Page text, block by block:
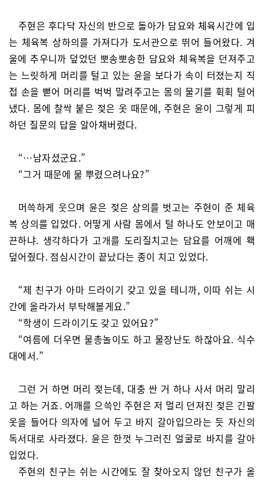
주현은 후다닥 자신의 반으로 돌아가 담요와 체육시간에 입
는 체육복 상하의를 가져다가 도서관으로 뛰어 들어왔다. 겨
울에 추우니까 덮었던 뽀송뽀송한 담요와 체육복을 던져주고
는 느릿하게 머리를 털고 있는 윤을 보다가 속이 터졌는지 직
접 손을 뻗어 머리를 벅벅 말려주고는 몸의 물기를 휙휙 털어
냈다. 몸에 찰싹 붙은 젖은 옷 때문에, 주현은 윤이 그렇게 피
하던 질문의 답을 알아채버렸다.
“…남자셨군요.”
“그거 때문에 물 뿌렸으려나요?”
머쓱하게 웃으며 윤은 젖은 상의를 벗고는 주현이 준 체육
복 상의를 입었다. 어떻게 사람 몸에서 털 하나도 안보이고 매
끈하냐. 생각하다가 고개를 도리질치고는 담요를 어깨에 홱
덮어줬다. 점심시간이 끝났다는 종이 치고 있었다.
“제 친구가 아마 드라이기 갖고 있을 테니까, 이따 쉬는 시
간에 올라가서 부탁해볼게요.”
“학생이 드라이기도 갖고 있어요?”
“여름에 더우면 물총놀이도 하고 물장난도 하잖아요. 식수
대에서.”
그런 거 하면 머리 젖는데, 대충 싼 거 하나 사서 머리 말리
고 하는 거죠. 어깨를 으쓱인 주현은 저 멀리 던져진 젖은 긴팔
옷을 들어다 의자에 널어 두고 바지 갈아입으라는 듯 자신의
독서대로 사라졌다. 윤은 한껏 누그러진 얼굴로 바지를 갈아
입었다.
주현의 친구는 쉬는 시간에도 잘 찾아오지 않던 친구가 올